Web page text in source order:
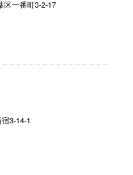
区一番町3-2-17
3-14-1